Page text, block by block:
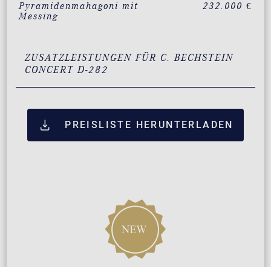
Pyramidenmahagoni mit
Messing
232.000 €
ZUSATZLEISTUNGEN FÜR C. BECHSTEIN
CONCERT D-282
PREISLISTE HERUNTERLADEN